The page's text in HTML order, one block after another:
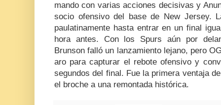
mando con varias acciones decisivas y
socio ofensivo del base de New Jersey.
paulatinamente hasta entrar en un final
hora antes. Con los Spurs aún por
Brunson falló un lanzamiento lejano, pero
aro para capturar el rebote ofensivo y
segundos del final. Fue la primera ventaja
el broche a una remontada histórica.